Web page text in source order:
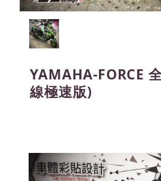
YAMAHA-FORCE
線極速版)